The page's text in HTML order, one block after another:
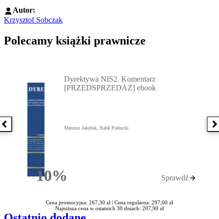
Autor:
Krzysztof Sobczak
Polecamy książki prawnicze
Poprzednia książka
10%Rabatu
Dyrektywa NIS2. Komentarz
[PRZEDSPRZEDAŻ] ebook
Mateusz Jakubik, Rafał Prabucki
Sprawdź
Cena promocyjna: 267,30 zł | Cena regularna: 297,00 zł
Najniższa cena w ostatnich 30 dniach: 207,90 zł